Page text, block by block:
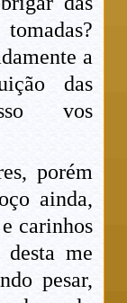
a
das
vos
porém
ainda,
carinhos
me
pesar,